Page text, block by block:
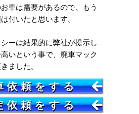
車は需要があるので、もう
付いたと思います。
ーは結果的に弊社が提示し
いという事で、廃車マック
ました。
依頼をする
依頼をする